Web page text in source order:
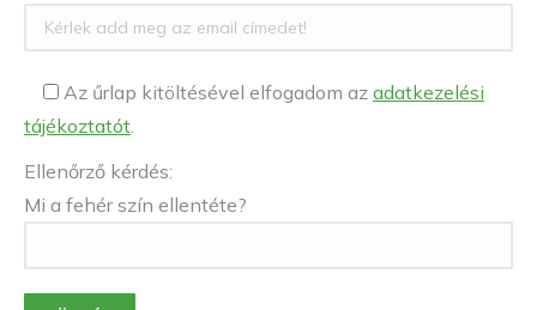
Az űrlap kitöltésével elfogadom az adatkezelési
tájékoztatót.
Ellenőrző kérdés:
Mi a fehér szín ellentéte?